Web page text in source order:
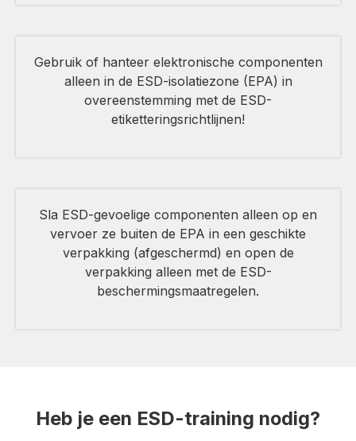
Gebruik of hanteer elektronische componenten
alleen in de ESD-isolatiezone (EPA) in
overeenstemming met de ESD-
etiketteringsrichtlijnen!
Sla ESD-gevoelige componenten alleen op en
vervoer ze buiten de EPA in een geschikte
verpakking (afgeschermd) en open de
verpakking alleen met de ESD-
beschermingsmaatregelen.
Heb je een ESD-training nodig?